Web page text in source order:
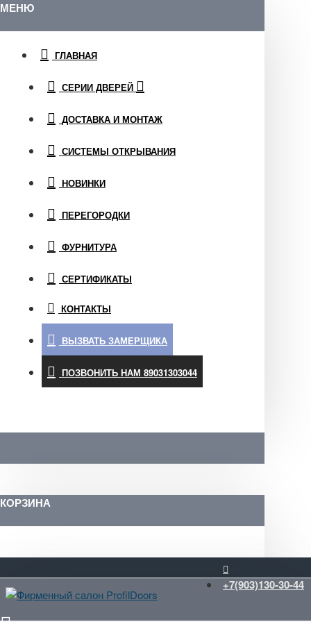
МЕНЮ
ГЛАВНАЯ
СЕРИИ ДВЕРЕЙ
ДОСТАВКА И МОНТАЖ
СИСТЕМЫ ОТКРЫВАНИЯ
НОВИНКИ
ПЕРЕГОРОДКИ
ФУРНИТУРА
СЕРТИФИКАТЫ
КОНТАКТЫ
ВЫЗВАТЬ ЗАМЕРЩИКА
ПОЗВОНИТЬ НАМ 89031303044
КОРЗИНА
+7(903)130-30-44